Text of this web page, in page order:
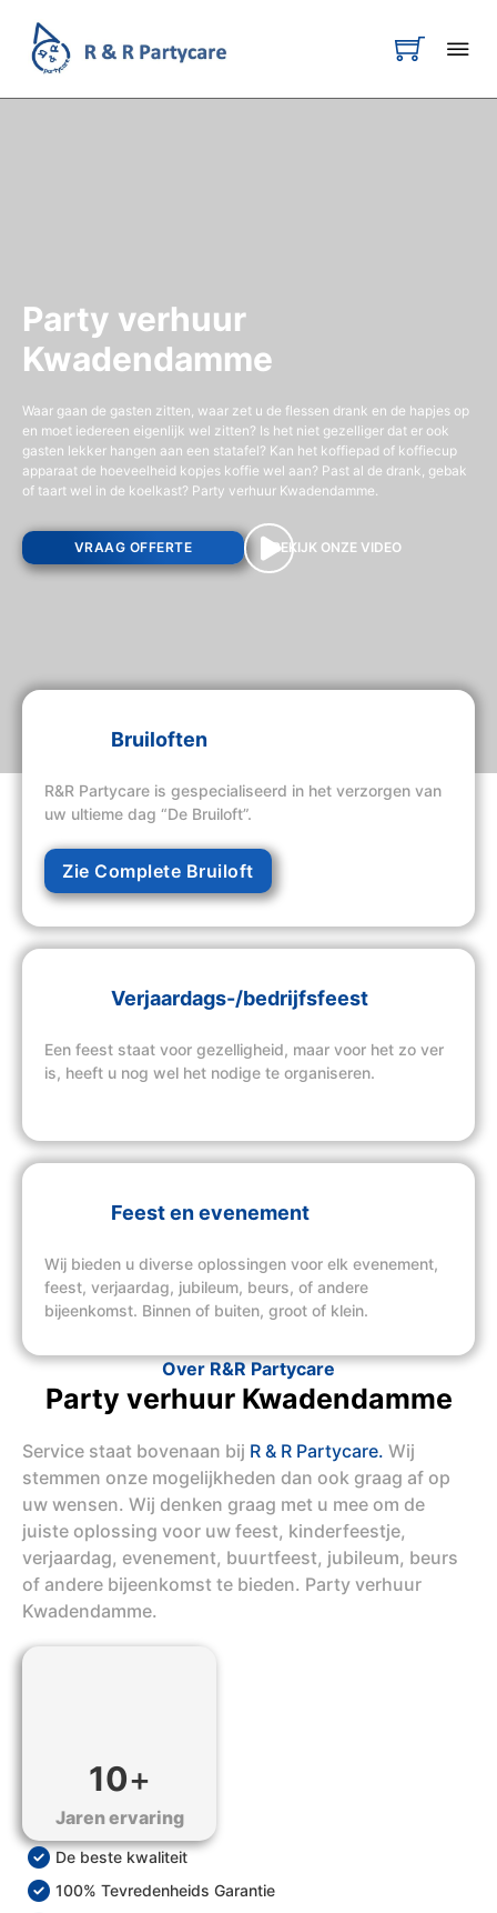
Party verhuur
Kwadendamme
Waar gaan de gasten zitten, waar zet u de flessen drank en de hapjes op
en moet iedereen eigenlijk wel zitten? Is het niet gezelliger dat er ook
gasten lekker hangen aan een statafel? Kan het koffiepad of koffiecup
apparaat de hoeveelheid kopjes koffie wel aan? Past al de drank, gebak
of taart wel in de koelkast? Party verhuur Kwadendamme.
VRAAG OFFERTE BEKIJK ONZE VIDEO
Bruiloften
R&R Partycare is gespecialiseerd in het verzorgen van
uw ultieme dag “De Bruiloft”.
Zie Complete Bruiloft
Verjaardags-/bedrijfsfeest
Een feest staat voor gezelligheid, maar voor het zo ver
is, heeft u nog wel het nodige te organiseren.
Feest en evenement
Wij bieden u diverse oplossingen voor elk evenement,
feest, verjaardag, jubileum, beurs, of andere
bijeenkomst. Binnen of buiten, groot of klein.
Over R&R Partycare
Party verhuur Kwadendamme
Service staat bovenaan bij R & R Partycare. Wij
stemmen onze mogelijkheden dan ook graag af op
uw wensen. Wij denken graag met u mee om de
juiste oplossing voor uw feest, kinderfeestje,
verjaardag, evenement, buurtfeest, jubileum, beurs
of andere bijeenkomst te bieden. Party verhuur
Kwadendamme.
10+
Jaren ervaring
De beste kwaliteit
100% Tevredenheids Garantie